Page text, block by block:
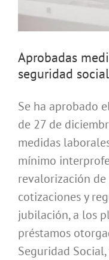
Aprobadas
seguridad social
Se ha aprobado
de 27 de
medidas
mínimo
revalorización de
cotizaciones y
jubilación, a los
préstamos
Seguridad Social,